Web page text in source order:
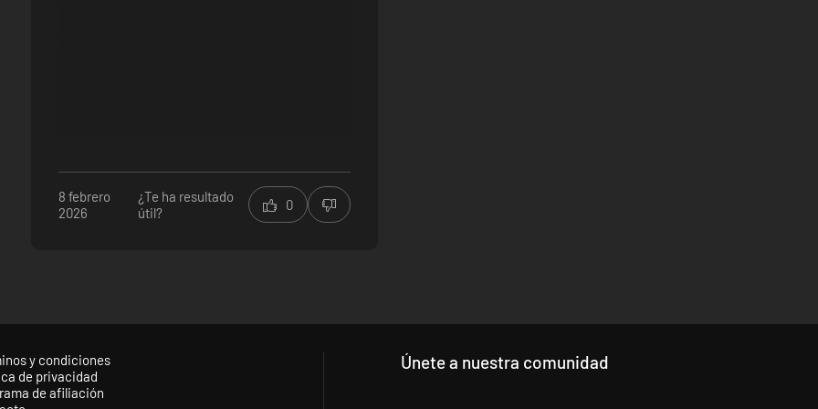
8 febrero
2026
¿Te ha resultado
útil?
0
y condiciones
de privacidad
de afiliación
Únete a nuestra comunidad